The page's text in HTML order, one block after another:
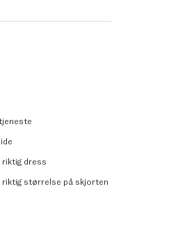
riktig dress
riktig størrelse på skjorten